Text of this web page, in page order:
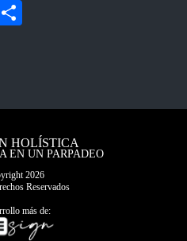
HOLÍSTICA
EN UN PARPADEO
2026
Reservados
más de: